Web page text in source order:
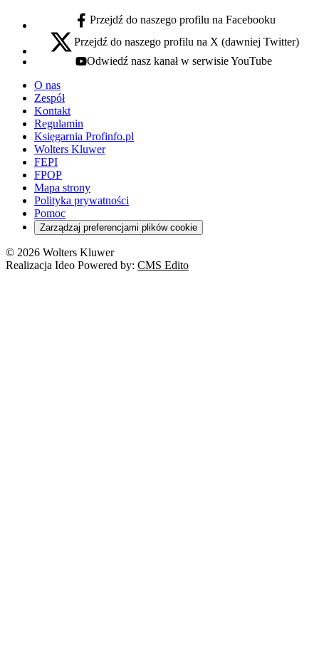
facebook - otwiera się w nowej karcie
Przejdź do naszego profilu na Facebooku
x - otwiera się w nowej karcie
Przejdź do naszego profilu na X (dawniej Twitter)
youtube - otwiera się w nowej karcie
Odwiedź nasz kanał w serwisie YouTube
O nas
Zespół
Kontakt
Regulamin
Księgarnia Profinfo.pl
Wolters Kluwer
FEPI
FPOP
Mapa strony
Polityka prywatności
Pomoc
Zarządzaj preferencjami plików cookie
© 2026 Wolters Kluwer
Realizacja Ideo Powered by: CMS Edito